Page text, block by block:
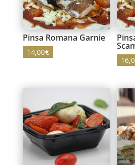
Pinsa Romana Garnie
14,00€